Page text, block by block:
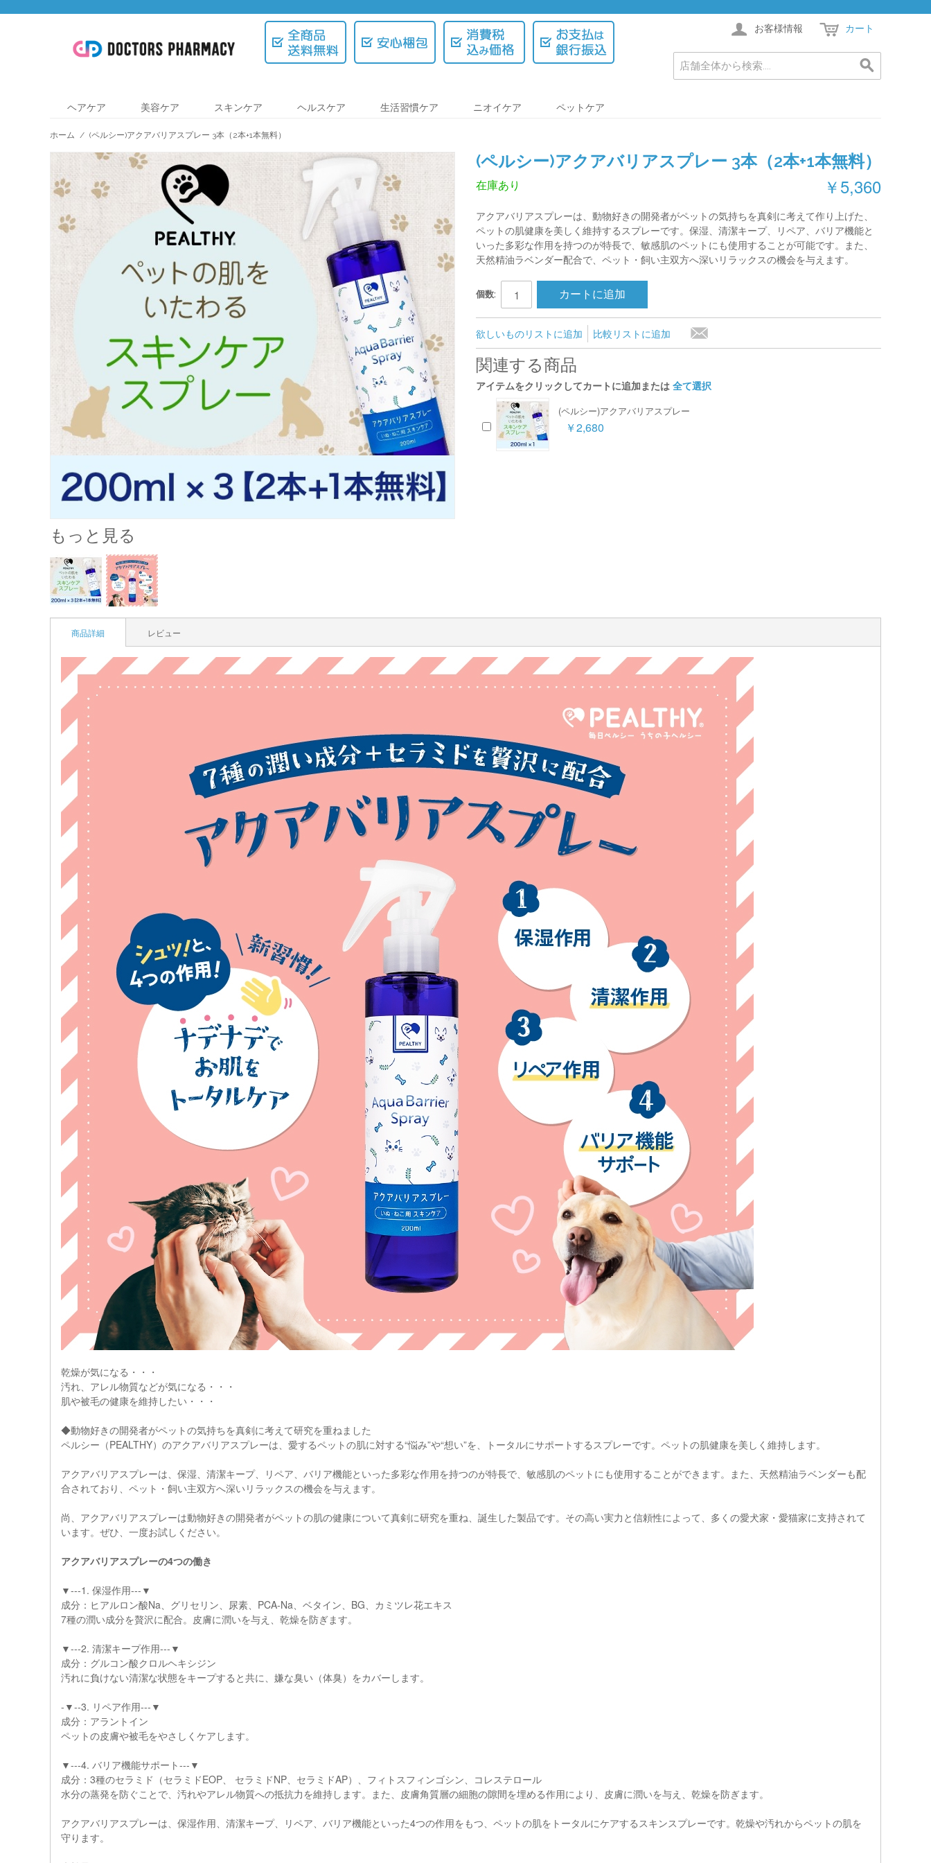
お客様情報 カート
ヘアケア 美容ケア スキンケア ヘルスケア 生活習慣ケア ニオイケア ペットケア
ホーム / (ペルシー)アクアバリアスプレー 3本（2本+1本無料）
もっと見る
(ペルシー)アクアバリアスプレー 3本（2本+1本無料）
￥5,360
在庫あり
アクアバリアスプレーは、動物好きの開発者がペットの気持ちを真剣に考えて作り上げた、
ペットの肌健康を美しく維持するスプレーです。保湿、清潔キープ、リペア、バリア機能と
いった多彩な作用を持つのが特長で、敏感肌のペットにも使用することが可能です。また、
天然精油ラベンダー配合で、ペット・飼い主双方へ深いリラックスの機会を与えます。
個数: カートに追加
欲しいものリストに追加 比較リストに追加
関連する商品
アイテムをクリックしてカートに追加または 全て選択
(ペルシー)アクアバリアスプレー
￥2,680
商品詳細 レビュー
乾燥が気になる・・・
汚れ、アレル物質などが気になる・・・
肌や被毛の健康を維持したい・・・
◆動物好きの開発者がペットの気持ちを真剣に考えて研究を重ねました
ペルシー（PEALTHY）のアクアバリアスプレーは、愛するペットの肌に対する“悩み”や“想い”を、トータルにサポートするスプレーです。ペットの肌健康を美しく維持します。
アクアバリアスプレーは、保湿、清潔キープ、リペア、バリア機能といった多彩な作用を持つのが特長で、敏感肌のペットにも使用することができます。また、天然精油ラベンダーも配
合されており、ペット・飼い主双方へ深いリラックスの機会を与えます。
尚、アクアバリアスプレーは動物好きの開発者がペットの肌の健康について真剣に研究を重ね、誕生した製品です。その高い実力と信頼性によって、多くの愛犬家・愛猫家に支持されて
います。ぜひ、一度お試しください。
アクアバリアスプレーの4つの働き
▼---1. 保湿作用---▼
成分：ヒアルロン酸Na、グリセリン、尿素、PCA-Na、ベタイン、BG、カミツレ花エキス
7種の潤い成分を贅沢に配合。皮膚に潤いを与え、乾燥を防ぎます。
▼---2. 清潔キープ作用---▼
成分：グルコン酸クロルヘキシジン
汚れに負けない清潔な状態をキープすると共に、嫌な臭い（体臭）をカバーします。
-▼--3. リペア作用---▼
成分：アラントイン
ペットの皮膚や被毛をやさしくケアします。
▼---4. バリア機能サポート---▼
成分：3種のセラミド（セラミドEOP、 セラミドNP、セラミドAP）、フィトスフィンゴシン、コレステロール
水分の蒸発を防ぐことで、汚れやアレル物質への抵抗力を維持します。また、皮膚角質層の細胞の隙間を埋める作用により、皮膚に潤いを与え、乾燥を防ぎます。
アクアバリアスプレーは、保湿作用、清潔キープ、リペア、バリア機能といった4つの作用をもつ、ペットの肌をトータルにケアするスキンスプレーです。乾燥や汚れからペットの肌を
守ります。